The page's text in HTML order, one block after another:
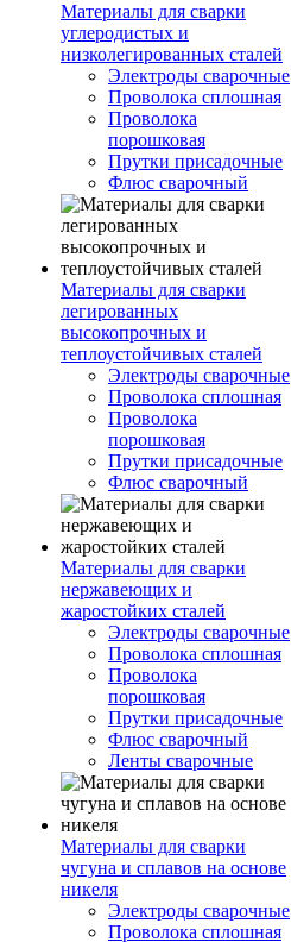
Материалы для сварки
углеродистых и
низколегированных сталей
Электроды сварочные
Проволока сплошная
Проволока
порошковая
Прутки присадочные
Флюс сварочный
Материалы для сварки
легированных
высокопрочных и
теплоустойчивых сталей
Электроды сварочные
Проволока сплошная
Проволока
порошковая
Прутки присадочные
Флюс сварочный
Материалы для сварки
нержавеющих и
жаростойких сталей
Электроды сварочные
Проволока сплошная
Проволока
порошковая
Прутки присадочные
Флюс сварочный
Ленты сварочные
Материалы для сварки
чугуна и сплавов на основе
никеля
Электроды сварочные
Проволока сплошная